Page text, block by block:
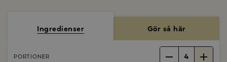
Ingredienser Gör så här
PORTIONER 4